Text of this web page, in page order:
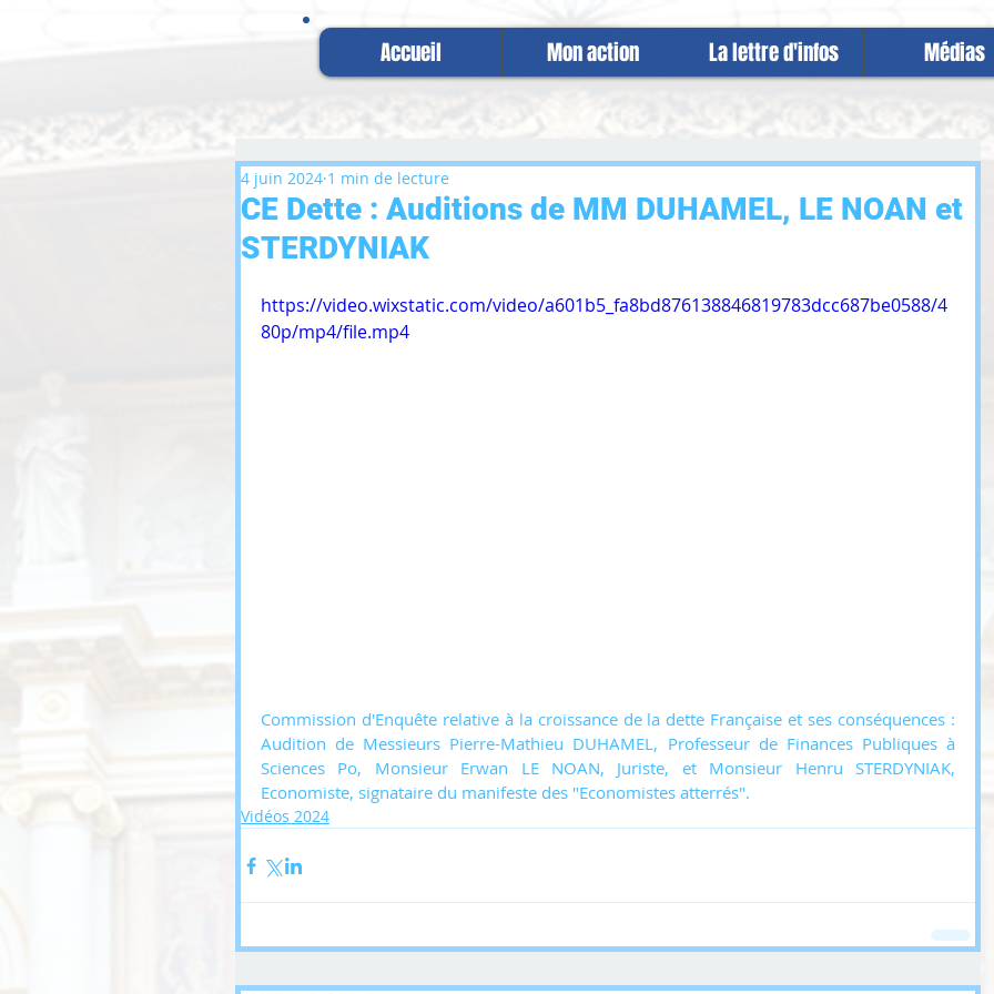
Accueil Mon action La lettre d'infos Médias
CE Dette : Auditions de MM DUHAMEL, LE NOAN et
STERDYNIAK
4 juin 2024 1 min de lecture
https://video.wixstatic.com/video/a601b5_fa8bd876138846819783dcc687be0588/4
80p/mp4/file.mp4
Commission d'Enquête relative à la croissance de la dette Française et ses conséquences :
Audition de Messieurs Pierre-Mathieu DUHAMEL, Professeur de Finances Publiques à
Sciences Po, Monsieur Erwan LE NOAN, Juriste, et Monsieur Henru STERDYNIAK,
Economiste, signataire du manifeste des "Economistes atterrés".
Vidéos 2024